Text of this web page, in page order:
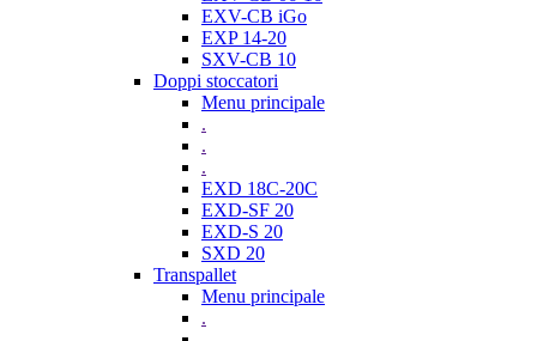
EXV-CB iGo
EXP 14-20
SXV-CB 10
Doppi stoccatori
Menu principale
.
.
.
EXD 18C-20C
EXD-SF 20
EXD-S 20
SXD 20
Transpallet
Menu principale
.